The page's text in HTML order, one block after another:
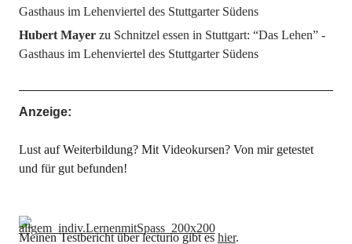
Gasthaus im Lehenviertel des Stuttgarter Südens
Hubert Mayerzu Schnitzel essen in Stuttgart: “Das Lehen” -
Gasthaus im Lehenviertel des Stuttgarter Südens
Anzeige:
Lust auf Weiterbildung? Mit Videokursen? Von mir getestet
und für gut befunden!
Meinen Testbericht über lecturio gibt eshier.